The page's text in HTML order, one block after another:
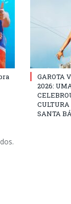
GAROTA
2026:
CULTURA
SANTA